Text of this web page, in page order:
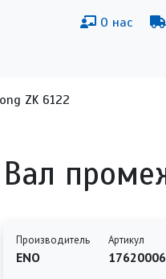
ОсновнаяО нас
ZK 6122
Вал
Производитель
ENO
Артикул